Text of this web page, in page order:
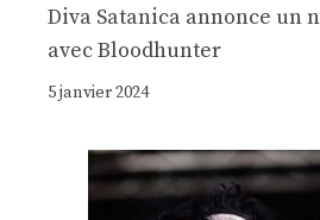
Diva Satanica annonce un
avec Bloodhunter
5 janvier 2024